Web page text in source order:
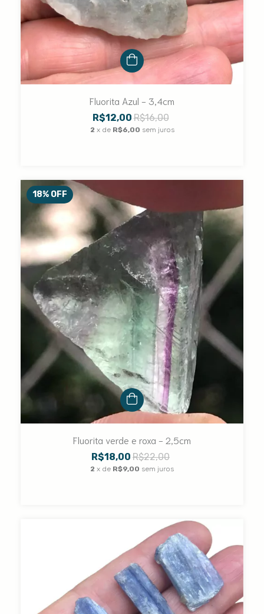
Fluorita Azul - 3,4cm
R$12,00R$16,00
2 x de R$6,00 sem juros
18% OFF
Fluorita verde e roxa - 2,5cm
R$18,00 R$22,00
2 x de R$9,00 sem juros